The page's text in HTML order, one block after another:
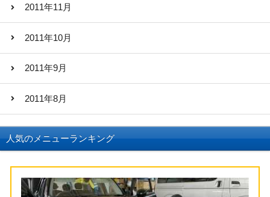
2011年11月
2011年10月
2011年9月
2011年8月
人気のメニューランキング